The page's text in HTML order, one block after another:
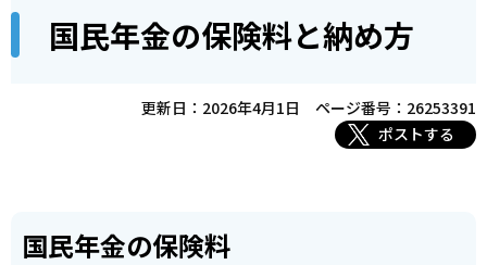
ジ
先
こ
国民年金の保険料と納め方
更新日：2026年4月1日
ページ番号：26253391
ポストする
国民年金の保険料